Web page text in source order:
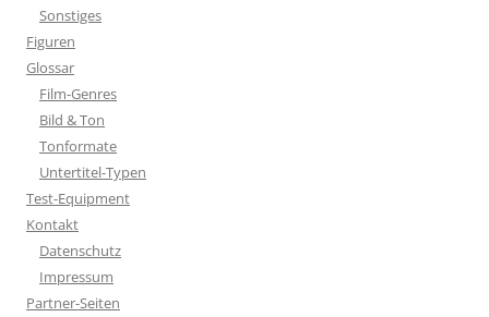
Sonstiges
Figuren
Glossar
Film-Genres
Bild & Ton
Tonformate
Untertitel-Typen
Test-Equipment
Kontakt
Datenschutz
Impressum
Partner-Seiten